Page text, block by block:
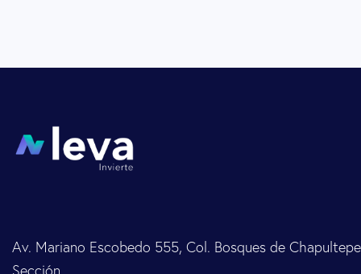
Av. Mariano Escobedo 555, Col. Bosques de